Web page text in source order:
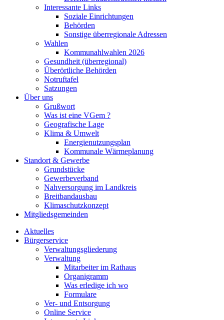
Interessante Links
Soziale Einrichtungen
Behörden
Sonstige überregionale Adressen
Wahlen
Kommunahlwahlen 2026
Gesundheit (überregional)
Überörtliche Behörden
Notruftafel
Satzungen
Über uns
Grußwort
Was ist eine VGem ?
Geografische Lage
Klima & Umwelt
Energienutzungsplan
Kommunale Wärmeplanung
Standort & Gewerbe
Grundstücke
Gewerbeverband
Nahversorgung im Landkreis
Breitbandausbau
Klimaschutzkonzept
Mitgliedsgemeinden
Aktuelles
Bürgerservice
Verwaltungsgliederung
Verwaltung
Mitarbeiter im Rathaus
Organigramm
Was erledige ich wo
Formulare
Ver- und Entsorgung
Online Service